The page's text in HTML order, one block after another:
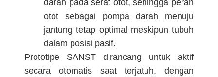
darah pada serat otot, sehingga peran
otot sebagai pompa darah menuju
jantung tetap optimal meskipun tubuh
dalam posisi pasif.
Prototipe SANST dirancang untuk aktif
secara otomatis saat terjatuh, dengan